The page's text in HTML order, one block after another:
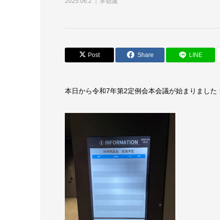
Post Share LINE
本日から令和7年第2定例会本会議が始まりました